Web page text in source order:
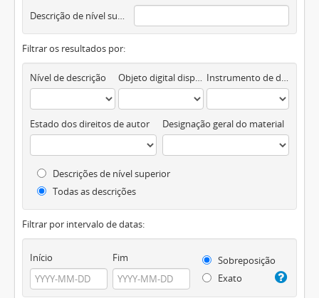
Descrição de nível superior
Filtrar os resultados por:
Nível de descrição Objeto digital disponível Instrumento de descrição documental
Estado dos direitos de autor Designação geral do material
Descrições de nível superior
Todas as descrições
Filtrar por intervalo de datas:
Início Fim
Sobreposição
Exato